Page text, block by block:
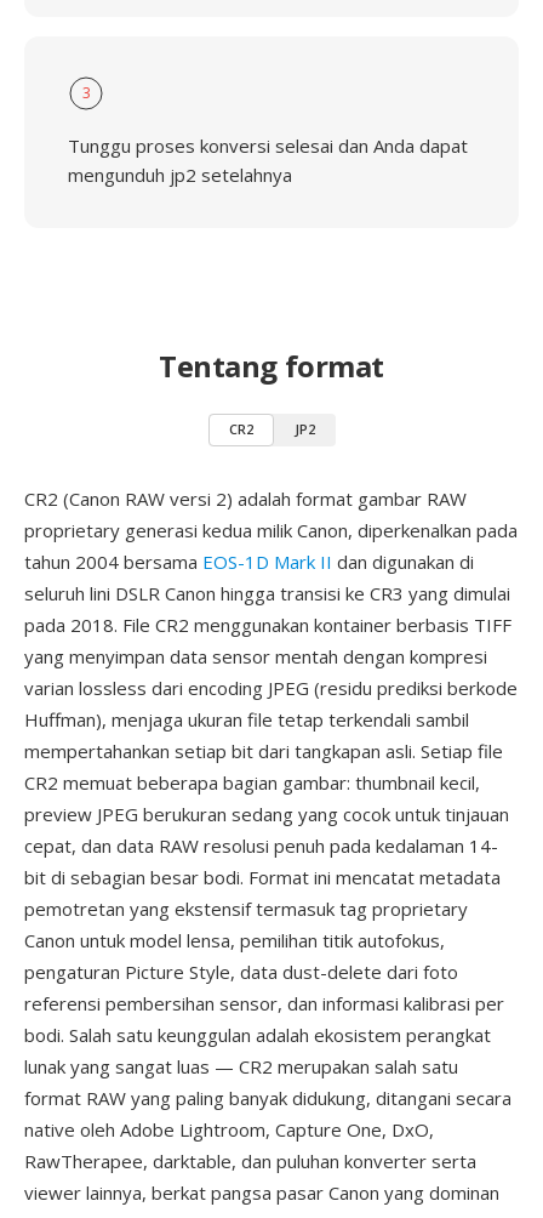
3
Tunggu proses konversi selesai dan Anda dapat
mengunduh jp2 setelahnya
Tentang format
CR2 JP2
CR2 (Canon RAW versi 2) adalah format gambar RAW
proprietary generasi kedua milik Canon, diperkenalkan pada
tahun 2004 bersama EOS-1D Mark II dan digunakan di
seluruh lini DSLR Canon hingga transisi ke CR3 yang dimulai
pada 2018. File CR2 menggunakan kontainer berbasis TIFF
yang menyimpan data sensor mentah dengan kompresi
varian lossless dari encoding JPEG (residu prediksi berkode
Huffman), menjaga ukuran file tetap terkendali sambil
mempertahankan setiap bit dari tangkapan asli. Setiap file
CR2 memuat beberapa bagian gambar: thumbnail kecil,
preview JPEG berukuran sedang yang cocok untuk tinjauan
cepat, dan data RAW resolusi penuh pada kedalaman 14-
bit di sebagian besar bodi. Format ini mencatat metadata
pemotretan yang ekstensif termasuk tag proprietary
Canon untuk model lensa, pemilihan titik autofokus,
pengaturan Picture Style, data dust-delete dari foto
referensi pembersihan sensor, dan informasi kalibrasi per
bodi. Salah satu keunggulan adalah ekosistem perangkat
lunak yang sangat luas — CR2 merupakan salah satu
format RAW yang paling banyak didukung, ditangani secara
native oleh Adobe Lightroom, Capture One, DxO,
RawTherapee, darktable, dan puluhan konverter serta
viewer lainnya, berkat pangsa pasar Canon yang dominan